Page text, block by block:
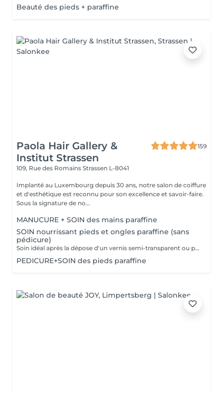
Beauté des pieds + paraffine
Paola Hair Gallery &
Institut Strassen
159
109, Rue des Romains Strassen L-8041
Implanté au Luxembourg depuis 30 ans, notre salon de coiffure
et d'esthétique est reconnu pour son excellence et savoir-faire.
Sous la signature de no...
MANUCURE + SOIN des mains paraffine
SOIN nourrissant pieds et ongles paraffine (sans
pédicure)
Soin idéal après la dépose d'un vernis semi-transparent ou pour simplement nourrir les pieds et les ongles
PEDICURE+SOIN des pieds paraffine